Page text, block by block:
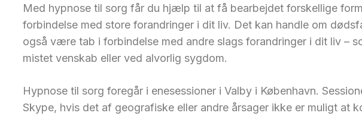
Med hypnose til sorg får du hjælp til at få bearbejdet forskellige
forbindelse med store forandringer i dit liv. Det kan handle om
også være tab i forbindelse med andre slags forandringer i dit liv –
mistet venskab eller ved alvorlig sygdom.
Hypnose til sorg foregår i enesessioner i Valby i København.
Skype, hvis det af geografiske eller andre årsager ikke er muligt at